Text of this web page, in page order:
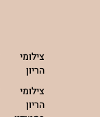
צילומי
הריון
צילומי
הריון